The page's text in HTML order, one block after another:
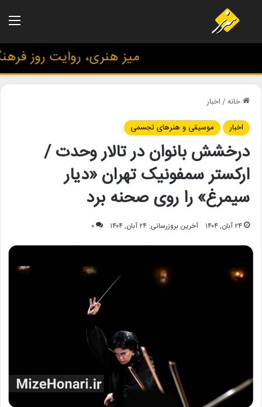
میز هنری، روایت روز
خانه/اخبار
اخبار
موسیقی و هنرهای تجسمی
درخشش بانوان در تالار وحدت /
ارکستر سمفونیک تهران «دیار
سیمرغ» را روی صحنه برد
۲۴ آبان, ۱۴۰۴ آخرین بروزرسانی: ۲۴ آبان, ۱۴۰۴ ۰